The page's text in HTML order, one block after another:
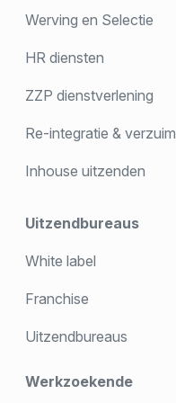
Werving en Selectie
HR diensten
ZZP dienstverlening
Re-integratie & verzuim
Inhouse uitzenden
Uitzendbureaus
White label
Franchise
Uitzendbureaus
Werkzoekende